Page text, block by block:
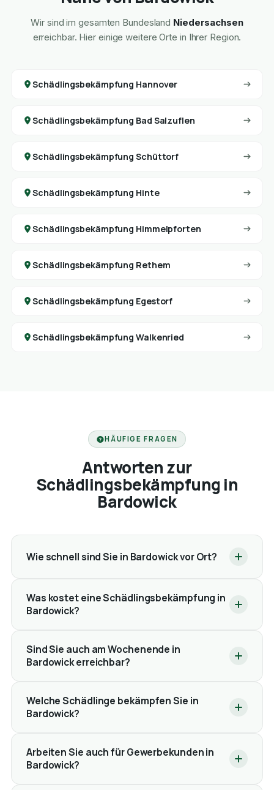
Wir sind im gesamten Bundesland Niedersachsen
erreichbar. Hier einige weitere Orte in Ihrer Region.
Schädlingsbekämpfung Hannover
Schädlingsbekämpfung Bad Salzuflen
Schädlingsbekämpfung Schüttorf
Schädlingsbekämpfung Hinte
Schädlingsbekämpfung Himmelpforten
Schädlingsbekämpfung Rethem
Schädlingsbekämpfung Egestorf
Schädlingsbekämpfung Walkenried
HÄUFIGE FRAGEN
Antworten zur
Schädlingsbekämpfung in
Bardowick
Wie schnell sind Sie in Bardowick vor Ort?
Was kostet eine Schädlingsbekämpfung in
Bardowick?
Sind Sie auch am Wochenende in
Bardowick erreichbar?
Welche Schädlinge bekämpfen Sie in
Bardowick?
Arbeiten Sie auch für Gewerbekunden in
Bardowick?